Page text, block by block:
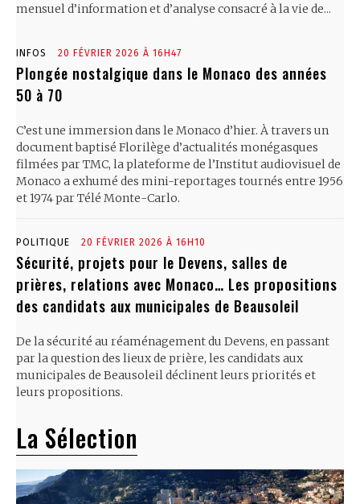
mensuel d’information et d’analyse consacré à la vie de...
INFOS 20 FÉVRIER 2026 À 16H47
Plongée nostalgique dans le Monaco des années
50 à 70
C’est une immersion dans le Monaco d’hier. À travers un
document baptisé Florilège d’actualités monégasques
filmées par TMC, la plateforme de l’Institut audiovisuel de
Monaco a exhumé des mini-reportages tournés entre 1956
et 1974 par Télé Monte-Carlo.
POLITIQUE 20 FÉVRIER 2026 À 16H10
Sécurité, projets pour le Devens, salles de
prières, relations avec Monaco… Les propositions
des candidats aux municipales de Beausoleil
De la sécurité au réaménagement du Devens, en passant
par la question des lieux de prière, les candidats aux
municipales de Beausoleil déclinent leurs priorités et
leurs propositions.
La Sélection